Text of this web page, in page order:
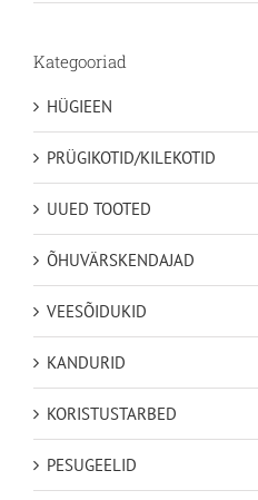
Kategooriad
HÜGIEEN
PRÜGIKOTID/KILEKOTID
UUED TOOTED
ÕHUVÄRSKENDAJAD
VEESÕIDUKID
KANDURID
KORISTUSTARBED
PESUGEELID